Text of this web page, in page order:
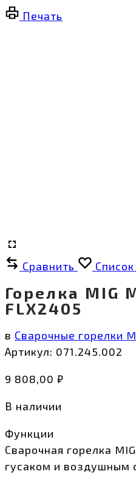
Печать
Сравнить
Горелка MIG
FLX2405
в Сварочные горелки
Артикул: 071.245.002
9 808,00 ₽
В наличии
Функции
Сварочная горелка
гусаком и воздушным